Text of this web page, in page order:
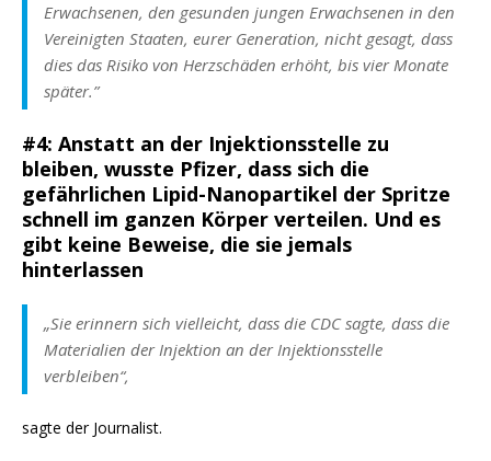
Erwachsenen, den gesunden jungen Erwachsenen in den
Vereinigten Staaten, eurer Generation, nicht gesagt, dass
dies das Risiko von Herzschäden erhöht, bis vier Monate
später.”
#4: Anstatt an der Injektionsstelle zu
bleiben, wusste Pfizer, dass sich die
gefährlichen Lipid-Nanopartikel der Spritze
schnell im ganzen Körper verteilen. Und es
gibt keine Beweise, die sie jemals
hinterlassen
„Sie erinnern sich vielleicht, dass die CDC sagte, dass die
Materialien der Injektion an der Injektionsstelle
verbleiben“,
sagte der Journalist.